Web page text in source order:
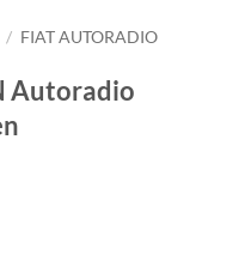
/ FIAT AUTORADIO
Autoradio